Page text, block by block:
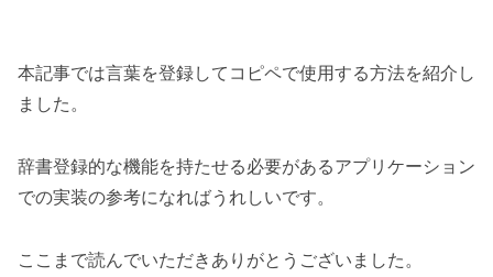
本記事では言葉を登録してコピペで使用する方法を紹介し
ました。
辞書登録的な機能を持たせる必要があるアプリケーション
での実装の参考になればうれしいです。
ここまで読んでいただきありがとうございました。